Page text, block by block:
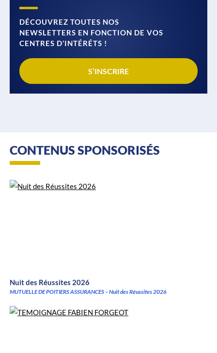
DÉCOUVREZ TOUTES NOS
NEWSLETTERS EN FONCTION DE VOS
CENTRES D’INTÉRÉTS !
S’INSCRIRE
CONTENUS SPONSORISÉS
Nuit des Réussites 2026
MUTUELLE DE POITIERS ASSURANCES – Nuit des Réussites 2026